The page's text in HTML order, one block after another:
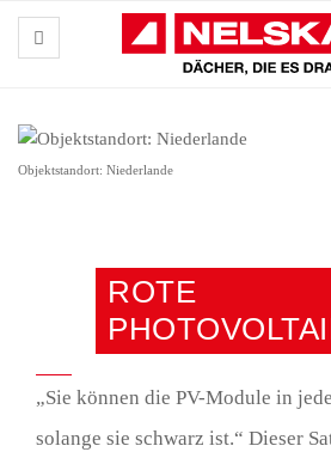
Objektstandort: Niederlande
ROTE
„Sie können die PV-Module in
solange sie schwarz ist.“ Dieser